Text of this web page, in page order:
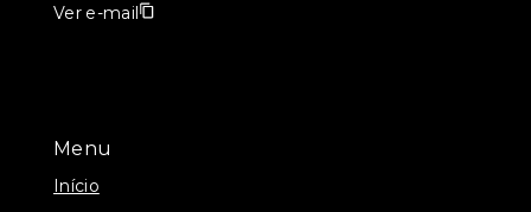
Menu
Início
Ver e-mail